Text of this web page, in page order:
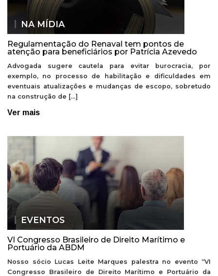
NA MÍDIA
Regulamentação do Renaval tem pontos de
atenção para beneficiários por Patrícia Azevedo
Advogada sugere cautela para evitar burocracia, por
exemplo, no processo de habilitação e dificuldades em
eventuais atualizações e mudanças de escopo, sobretudo
na construção de […]
Ver mais
EVENTOS
VI Congresso Brasileiro de Direito Marítimo e
Portuário da ABDM
Nosso sócio Lucas Leite Marques palestra no evento “VI
Congresso Brasileiro de Direito Marítimo e Portuário da